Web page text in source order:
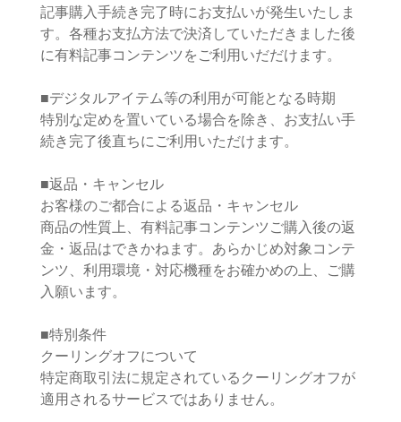
記事購入手続き完了時にお支払いが発生いたしま
す。各種お支払方法で決済していただきました後
に有料記事コンテンツをご利用いだだけます。
■デジタルアイテム等の利用が可能となる時期
特別な定めを置いている場合を除き、お支払い手
続き完了後直ちにご利用いただけます。
■返品・キャンセル
お客様のご都合による返品・キャンセル
商品の性質上、有料記事コンテンツご購入後の返
金・返品はできかねます。あらかじめ対象コンテ
ンツ、利用環境・対応機種をお確かめの上、ご購
入願います。
■特別条件
クーリングオフについて
特定商取引法に規定されているクーリングオフが
適用されるサービスではありません。